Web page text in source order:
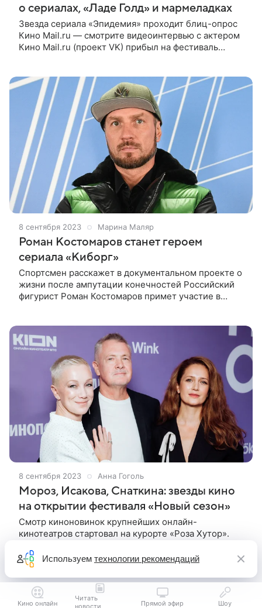
о сериалах, «Ладе Голд» и мармеладках
Звезда сериала «Эпидемия» проходит блиц-опрос
Кино Mail.ru — смотрите видеоинтервью с актером
Кино Mail.ru (проект VK) прибыл на фестиваль
8 сентября 2023 Марина Маляр
Роман Костомаров станет героем
сериала «Киборг»
Спортсмен расскажет в документальном проекте о
жизни после ампутации конечностей Российский
фигурист Роман Костомаров примет участие в
представители онлайн-кинотеатра
8 сентября 2023 Анна Гоголь
Мороз, Исакова, Снаткина: звезды кино
на открытии фестиваля «Новый сезон»
Смотр киноновинок крупнейших онлайн-
кинотеатров стартовал на курорте «Роза Хутор».
Mail.ru В Сочи стартовал второй фестиваль онлайн-
кинотеатров «Новый сезон». На торжественной
Кино онлайн
Читать
новости
Прямой эфир Шоу
Используем технологии рекомендаций